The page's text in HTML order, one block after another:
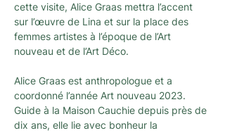
cette visite, Alice Graas mettra l’accent
sur l’œuvre de Lina et sur la place des
femmes artistes à l’époque de l’Art
nouveau et de l’Art Déco.
Alice Graas est anthropologue et a
coordonné l’année Art nouveau 2023.
Guide à la Maison Cauchie depuis près de
dix ans, elle lie avec bonheur la